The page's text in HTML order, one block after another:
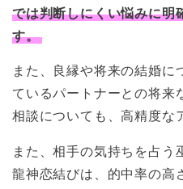
では判断しにくい悩みに明
す。
また、良縁や将来の結婚に
ているパートナーとの将来
相談についても、高精度な
また、相手の気持ちを占う
龍神恋結びは、的中率の高